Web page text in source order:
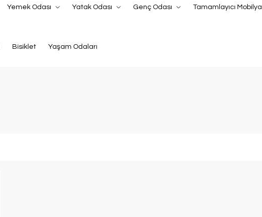
Yemek Odası Yatak Odası Genç Odası Tamamlayıcı Mobilya
Bisiklet Yaşam Odaları